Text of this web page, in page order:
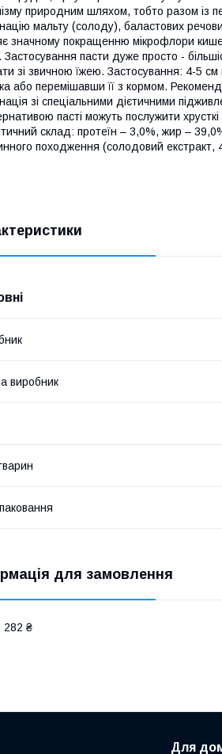
природним шляхом, тобто разом із
мальту (солоду), баластових
значному покращенню мікрофлори
Застосування пасти дуже просто -
зі звичною їжею. Застосування: 4-5
або перемішавши її з кормом.
зі спеціальними дієтичними
пасті можуть послужити
склад: протеїн – 3,0%, жир –
походження (солодовий
виробник
для замовлення
282 ₴
Для